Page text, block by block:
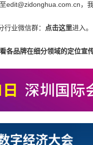
edit@zidonghua.com.cn，我
业微信群： 点击这里进入。
各品牌在细分领域的定位宣